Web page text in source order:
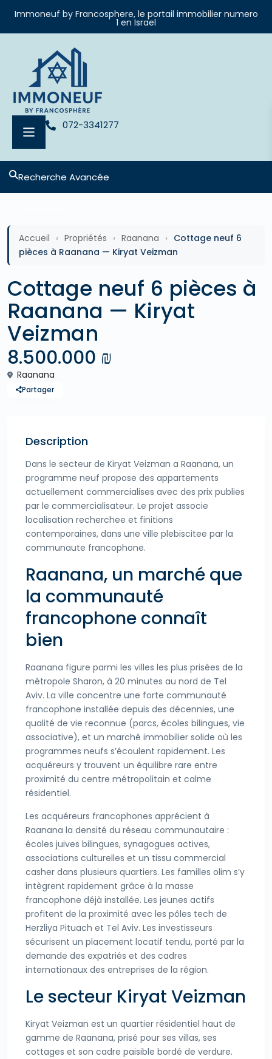
Immoneuf by Francosphere, le portail immobilier numero
1 en Israel
072-3341277
Recherche Avancée
Accueil › Propriétés › Raanana › Cottage neuf 6
pièces à Raanana — Kiryat Veizman
Cottage neuf 6 pièces à
Raanana — Kiryat
Veizman
8.500.000 ₪
Raanana
Partager
Description
Dans le secteur de Kiryat Veizman a Raanana, un
programme neuf propose des appartements
actuellement commercialises avec des prix publies
par le commercialisateur. Le projet associe
localisation recherchee et finitions
contemporaines, dans une ville plebiscitee par la
communaute francophone.
Raanana, un marché que
la communauté
francophone connaît
bien
Raanana figure parmi les villes les plus prisées de la
métropole Sharon, à 20 minutes au nord de Tel
Aviv. La ville concentre une forte communauté
francophone installée depuis des décennies, une
qualité de vie reconnue (parcs, écoles bilingues, vie
associative), et un marché immobilier solide où les
programmes neufs s’écoulent rapidement. Les
acquéreurs y trouvent un équilibre rare entre
proximité du centre métropolitain et calme
résidentiel.
Les acquéreurs francophones apprécient à
Raanana la densité du réseau communautaire :
écoles juives bilingues, synagogues actives,
associations culturelles et un tissu commercial
casher dans plusieurs quartiers. Les familles olim s’y
intègrent rapidement grâce à la masse
francophone déjà installée. Les jeunes actifs
profitent de la proximité avec les pôles tech de
Herzliya Pituach et Tel Aviv. Les investisseurs
sécurisent un placement locatif tendu, porté par la
demande des expatriés et des cadres
internationaux des entreprises de la région.
Le secteur Kiryat Veizman
Kiryat Veizman est un quartier résidentiel haut de
gamme de Raanana, prisé pour ses villas, ses
cottages et son cadre paisible bordé de verdure.